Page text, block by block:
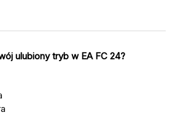
ulubiony tryb w EA FC 24?